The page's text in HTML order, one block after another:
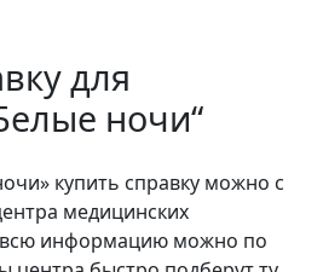
для
ночи“
купить справку можно с
медицинских
всю информацию можно по